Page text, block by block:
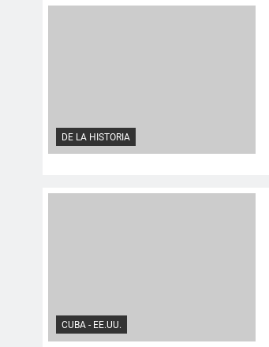
DE LA HISTORIA
CUBA - EE.UU.